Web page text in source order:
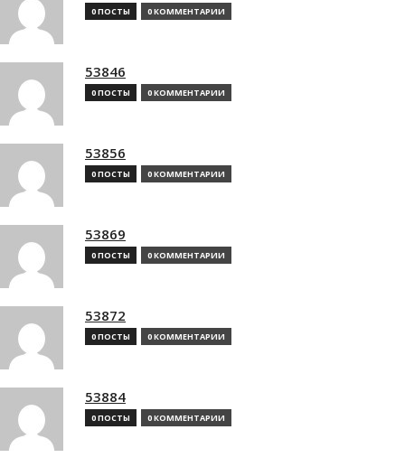
0 ПОСТЫ 0 КОММЕНТАРИИ
53846
0 ПОСТЫ 0 КОММЕНТАРИИ
53856
0 ПОСТЫ 0 КОММЕНТАРИИ
53869
0 ПОСТЫ 0 КОММЕНТАРИИ
53872
0 ПОСТЫ 0 КОММЕНТАРИИ
53884
0 ПОСТЫ 0 КОММЕНТАРИИ